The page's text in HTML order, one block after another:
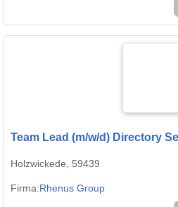
Team Lead (m/w/d) Directory
Holzwickede, 59439
Firma:Rhenus Group